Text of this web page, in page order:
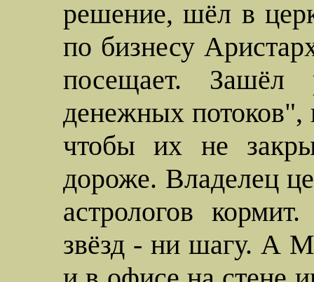
решение, шёл в
по бизнесу
посещает. Зашёл
денежных потоков",
чтобы их не
дороже. Владелец
астрологов
звёзд - ни шагу. А